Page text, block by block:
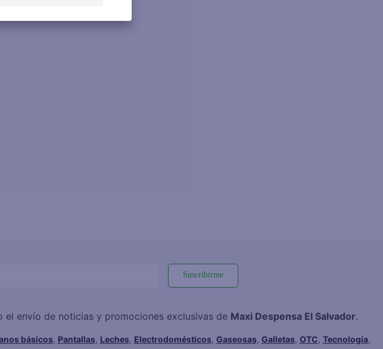
Suscribirme
el envío de noticias y promociones exclusivas de Maxi Despensa El Salvador.
básicos, Pantallas, Leches, Electrodomésticos, Gaseosas, Galletas, OTC, Tecnología,